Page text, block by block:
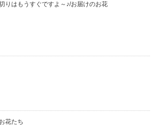
はもうすぐですよ～♪/お届けのお花
花たち